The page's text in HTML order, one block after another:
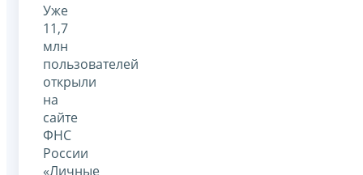
Уже
11,7
млн
пользователей
открыли
на
сайте
ФНС
России
«Личные